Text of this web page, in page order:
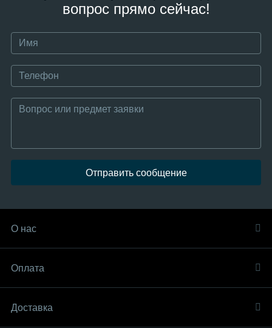
вопрос прямо сейчас!
Отправить сообщение
О нас
Оплата
Доставка